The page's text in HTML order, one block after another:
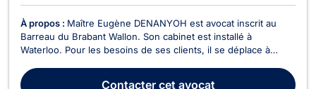
À propos : Maître Eugène DENANYOH est avocat inscrit au
Barreau du Brabant Wallon. Son cabinet est installé à
Waterloo. Pour les besoins de ses clients, il se déplace à
du Royaume. Maître Eugène DENANYOH intervient en droit de
Contactercet avocat